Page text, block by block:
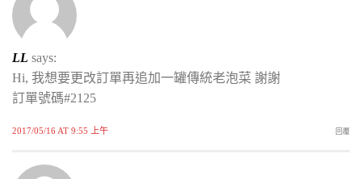
LL says:
Hi, 我想要更改訂單再追加一罐傳統老泡菜 謝謝
訂單號碼#2125
2017/05/16 AT 9:55 上午 回覆